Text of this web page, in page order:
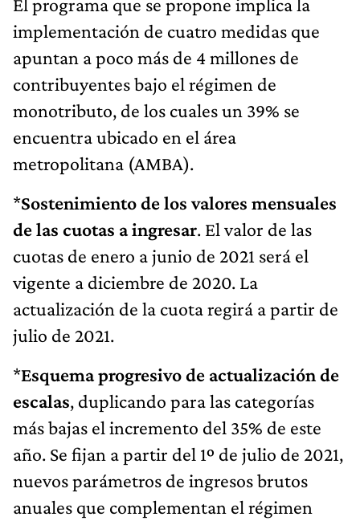
implementación de cuatro medidas que
apuntan a poco más de 4 millones de
contribuyentes bajo el régimen de
monotributo, de los cuales un 39% se
encuentra ubicado en el área
metropolitana (AMBA).
*Sostenimiento de los valores mensuales
de las cuotas a ingresar. El valor de las
cuotas de enero a junio de 2021 será el
vigente a diciembre de 2020. La
actualización de la cuota regirá a partir de
julio de 2021.
*Esquema progresivo de actualización de
escalas, duplicando para las categorías
más bajas el incremento del 35% de este
año. Se fijan a partir del 1º de julio de 2021,
nuevos parámetros de ingresos brutos
anuales que complementan el régimen